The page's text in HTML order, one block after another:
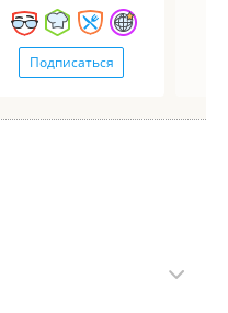
Подписаться